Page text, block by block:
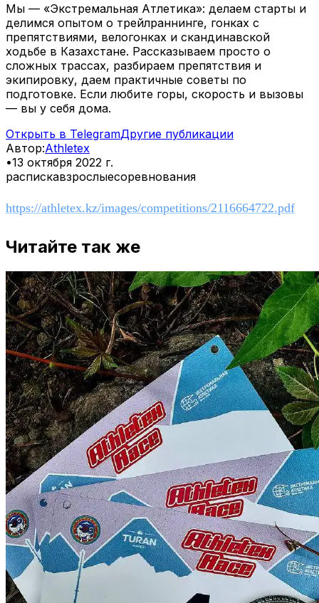
Мы — «Экстремальная Атлетика»: делаем старты и
делимся опытом о трейлраннинге, гонках с
препятствиями, велогонках и скандинавской
ходьбе в Казахстане. Рассказываем просто о
сложных трассах, разбираем препятствия и
экипировку, даем практичные советы по
подготовке. Если любите горы, скорость и вызовы
— вы у себя дома.
Открыть в TelegramДругие публикации
Автор:Athletex
•13 октября 2022 г.
распискавзрослыесоревнования
https://athletex.kz/images/competitions/2116664722.pdf
Читайте так же